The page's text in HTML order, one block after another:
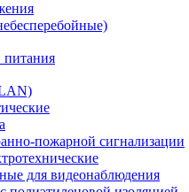
питания
пожарной сигнализации
для видеонаблюдения